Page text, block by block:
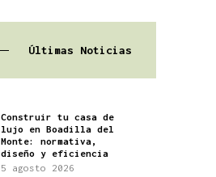
Últimas Noticias
Construir tu casa de
lujo en Boadilla del
Monte: normativa,
diseño y eficiencia
5 agosto 2026